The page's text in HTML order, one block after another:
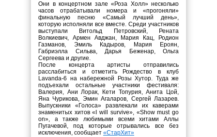
Они в концертном зале «Роза Холл» несколько
часов отрабатывали номера и «прогоняли»
финальную песню «Самый лучший день»,
которую исполняли все вместе. Среди участников
выступали Витольд Петровский, Рената
Волкиевич, Армен Авджан, Мария Кац, Родион
Газманов, Эмиль Кадыров, Мария Ероян,
Габриэлла Сильва, Дарья Беженар, Ольга
Сергеева и другие.
После концерта артисты отправились
расслабиться и отметить Рождество в клуб
Lavanda-6 на набережной Розы Хутор. Туда же
подъехали остальные участники фестиваля:
Валерия, Ани Лорак, Кети Топурия, Анита Цой,
Яна Чурикова, Эмин Агаларов, Сергей Лазарев.
Выпускники «Голоса» развлекали их каверами
знаменитых хитов «I will survive», «Show must go
on», а также любимыми всеми хитами Аллы
Пугачевой, под которые отрывались все без
исключения, сообщает «СтарХит»